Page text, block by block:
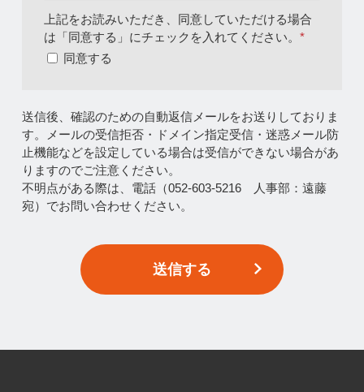
個人情報の利用目的
当サイトのお問い合わせフォームでは、申込
者の個人情報を取得しています。これらの個
法令上許容される場合を除き、第三者に開示
することはありません。
個人情報の開示請求
お客様が個人情報の利用目的の通知、個人情
報の開示、訂正、追加若しくは削除又は個人
希望される場合は、弊社が指定する手続きに
従ってご請求下さい。
上記をお読みいただき、同意していただける場合
は「同意する」にチェックを入れてください。 *
同意する
送信後、確認のための自動返信メールをお送りしておりま
す。
メールの受信拒否・ドメイン指定受信・迷惑メール防
止機能などを設定している場合は受信ができない場合があ
りますのでご注意ください。
不明点がある際は、電話（052-603-5216人事部：遠藤
宛）でお問い合わせください。